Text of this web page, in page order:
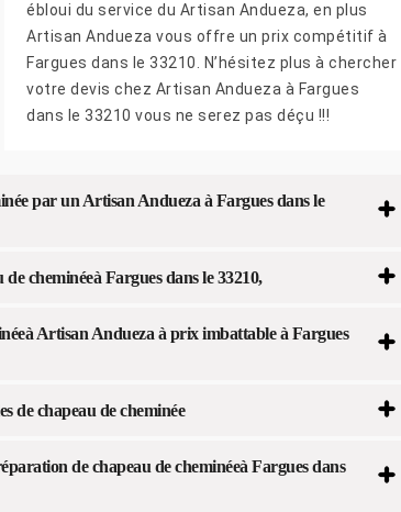
ébloui du service du Artisan Andueza, en plus
Artisan Andueza vous offre un prix compétitif à
Fargues dans le 33210. N’hésitez plus à chercher
votre devis chez Artisan Andueza à Fargues
dans le 33210 vous ne serez pas déçu !!!
par un Artisan Andueza à Fargues dans le
cheminéeà Fargues dans le 33210,
Artisan Andueza à prix imbattable à Fargues
de chapeau de cheminée
de chapeau de cheminéeà Fargues dans